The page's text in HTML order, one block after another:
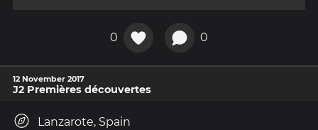
0 0
12 November 2017
J2 Premières découvertes
Lanzarote, Spain